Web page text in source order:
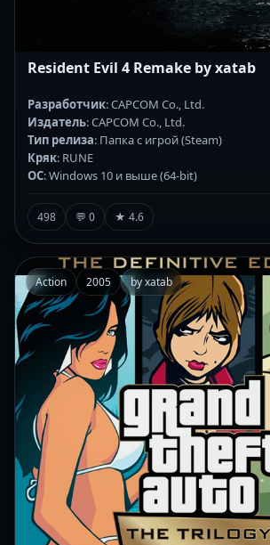
Resident Evil 4 Remake by xatab
Разработчик: CAPCOM Co., Ltd.
Издатель: CAPCOM Co., Ltd.
Тип релиза: Папка с игрой (Steam)
Кряк: RUNE
ОС: Windows 10 и выше (64-bit)
498 💬 0 ★ 4.6
Action 2005 by xatab